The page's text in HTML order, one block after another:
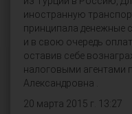
иностранную
принципала денежные
и в свою очередь
оставив себе
налоговыми агентами
Александровна .
20 марта 2015 г. 13:27